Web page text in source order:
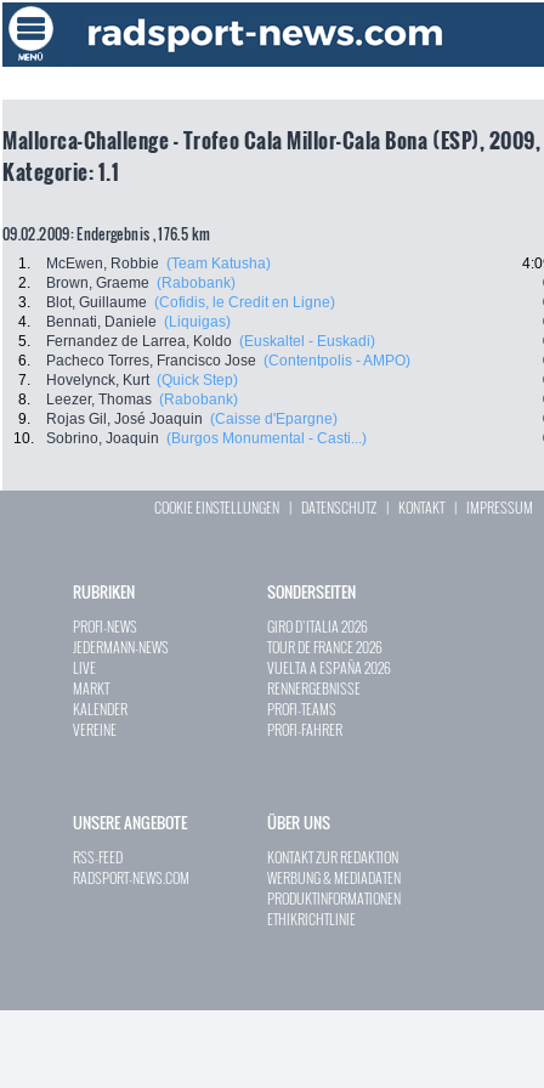
Mallorca-Challenge - Trofeo Cala Millor-Cala Bona (ESP), 2009,
Kategorie: 1.1
09.02.2009: Endergebnis , 176.5 km
1. McEwen, Robbie (Team Katusha)
2.
Brown, Graeme (Rabobank)
3.
Blot, Guillaume (Cofidis, le Credit en Ligne)
4.
Bennati, Daniele (Liquigas)
5.
Fernandez de Larrea, Koldo (Euskaltel - Euskadi)
6.
Pacheco Torres, Francisco Jose (Contentpolis - AMPO)
7.
Hovelynck, Kurt (Quick Step)
8.
Leezer, Thomas (Rabobank)
9.
Rojas Gil, José Joaquin (Caisse d'Epargne)
10.
Sobrino, Joaquin (Burgos Monumental - Casti...)
COOKIE EINSTELLUNGEN | DATENSCHUTZ | KONTAKT| IMPRESSUM
RUBRIKEN
PROFI-NEWS
JEDERMANN-NEWS
LIVE
MARKT
KALENDER
VEREINE
SONDERSEITEN
GIRO D`ITALIA 2026
TOUR DE FRANCE 2026
VUELTA A ESPAÑA 2026
RENNERGEBNISSE
PROFI-TEAMS
PROFI-FAHRER
UNSERE ANGEBOTE
RSS-FEED
RADSPORT-NEWS.COM
ÜBER UNS
KONTAKT ZUR REDAKTION
WERBUNG & MEDIADATEN
PRODUKTINFORMATIONEN
ETHIKRICHTLINIE